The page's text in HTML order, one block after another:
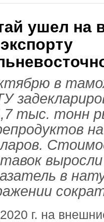
ушел на
в
тыс. тонн
в
г. на